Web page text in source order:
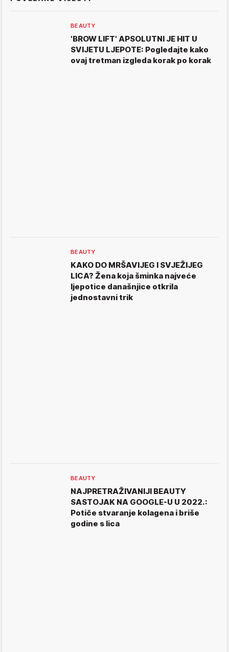
BEAUTY
'BROW LIFT' APSOLUTNI JE HIT U
SVIJETU LJEPOTE: Pogledajte kako
ovaj tretman izgleda korak po korak
BEAUTY
KAKO DO MRŠAVIJEG I SVJEŽIJEG
LICA? Žena koja šminka najveće
ljepotice današnjice otkrila
jednostavni trik
BEAUTY
NAJPRETRAŽIVANIJI BEAUTY
SASTOJAK NA GOOGLE-U U 2022.:
Potiče stvaranje kolagena i briše
godine s lica